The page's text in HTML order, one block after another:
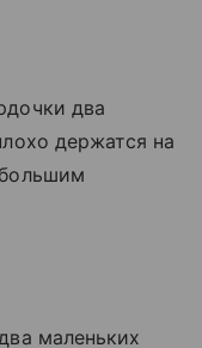
два
держатся на
маленьких